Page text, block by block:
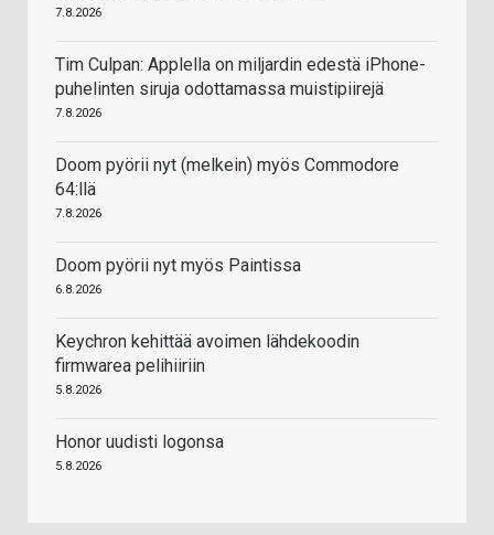
7.8.2026
Tim Culpan: Applella on miljardin edestä iPhone-
puhelinten siruja odottamassa muistipiirejä
7.8.2026
Doom pyörii nyt (melkein) myös Commodore
64:llä
7.8.2026
Doom pyörii nyt myös Paintissa
6.8.2026
Keychron kehittää avoimen lähdekoodin
firmwarea pelihiiriin
5.8.2026
Honor uudisti logonsa
5.8.2026